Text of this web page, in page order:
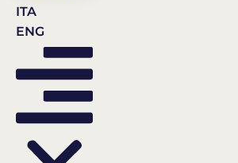
ITA
ENG